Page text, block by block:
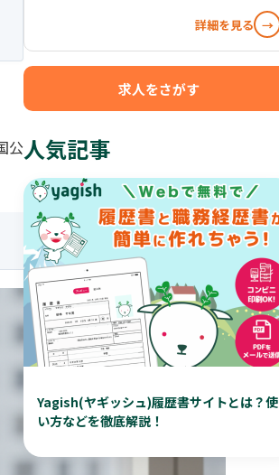
公
詳細を見る →
求人をさがす
人気記事
Yagish(ヤギッシュ)履歴書サイトとは？使
い方などを徹底解説！